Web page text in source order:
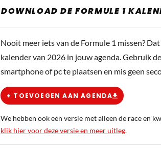
DOWNLOAD DE FORMULE 1
Nooit meer iets van de Formule 1 missen?
kalender van 2026 in jouw agenda. Gebruik
smartphone of pc te plaatsen en mis geen
+ TOEVOEGEN AAN AGENDA
We hebben ook een versie met alleen de race en
klik hier voor deze versie en meer uitleg.